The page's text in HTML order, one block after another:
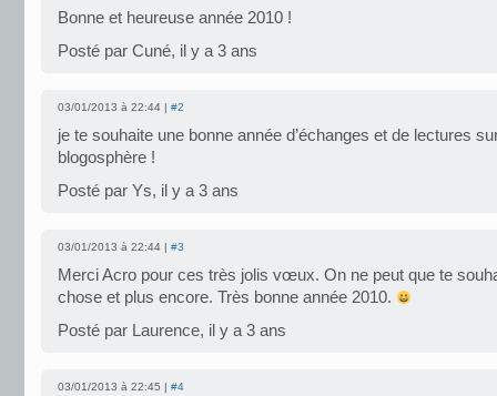
Bonne et heureuse année 2010 !
Posté par Cuné, il y a 3 ans
03/01/2013 à 22:44 | #2
je te souhaite une bonne année d’échanges et de lectures
blogosphère !
Posté par Ys, il y a 3 ans
03/01/2013 à 22:44 | #3
Merci Acro pour ces très jolis vœux. On ne peut que te
chose et plus encore. Très bonne année 2010.
Posté par Laurence, il y a 3 ans
03/01/2013 à 22:45 | #4